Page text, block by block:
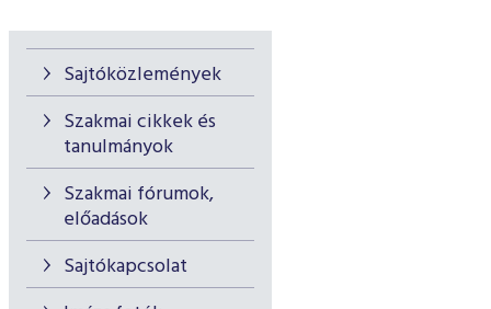
Sajtóközlemények
Szakmai cikkek és
tanulmányok
Szakmai fórumok,
előadások
Sajtókapcsolat